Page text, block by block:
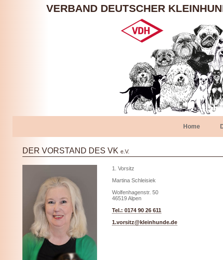
VERBAND DEUTSCHER
Home
DER VORSTAND DES VK e.V.
1. Vorsitz
Martina Schleisiek
Wolfenhagenstr. 50
46519 Alpen
Tel.: 0174 90 26 611
1.vorsitz@kleinhunde.de